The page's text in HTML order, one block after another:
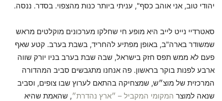
יהודי טוב, אני אוהב כסף", עניתי ביותר כנות מהצפוי. בסדר. ננסה.
סאטרדיי נייט לייב היא מופע חי שחלקו מערכונים מוקלטים מראש
שמשודר בארה"ב, באופן מפתיע להחריד, בשבת בערב. קטע שאף
פעם לא ממש תפס חזק בישראל, שבה שבת בערב בניו יורק שווה
ארבע לפנות בוקר בראשון. פה אנחנו מתגבשים סביב המהדורה
המרכזית של מוצ״ש, שמצחיקה בהתאם לערוץ שבו צופים, וסביב
שנאה למוצר המקומי המקביל – ״ארץ נהדרת״, שהאמת שהיא